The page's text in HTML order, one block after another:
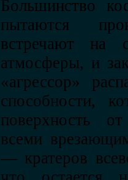
Большинство
пытаются
встречают на
атмосферы, и
«агрессор»
способности,
поверхность
всеми
— кратеров